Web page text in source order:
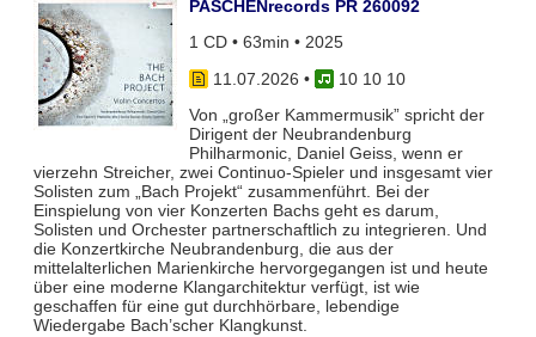
PASCHENrecords PR 260092
1 CD • 63min • 2025
11.07.2026 •
10 10 10
Von „großer Kammermusik” spricht der
Dirigent der Neubrandenburg
Philharmonic, Daniel Geiss, wenn er
vierzehn Streicher, zwei Continuo-Spieler und insgesamt vier
Solisten zum „Bach Projekt“ zusammenführt. Bei der
Einspielung von vier Konzerten Bachs geht es darum,
Solisten und Orchester partnerschaftlich zu integrieren. Und
die Konzertkirche Neubrandenburg, die aus der
mittelalterlichen Marienkirche hervorgegangen ist und heute
über eine moderne Klangarchitektur verfügt, ist wie
geschaffen für eine gut durchhörbare, lebendige
Wiedergabe Bach’scher Klangkunst.